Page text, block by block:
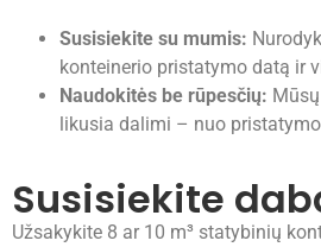
Susisiekite su mumis:
konteinerio pristatymo datą ir
Naudokitės be rūpesčių:
likusia dalimi – nuo
Susisiekite
Užsakykite 8 ar 10 m³ statybinių